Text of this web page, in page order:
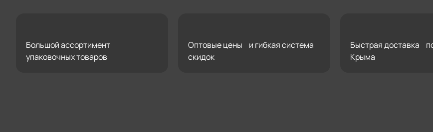
Большой ассортимент
упаковочных товаров
Оптовые цены и гибкая система
скидок
Быстрая доставка
Крыма